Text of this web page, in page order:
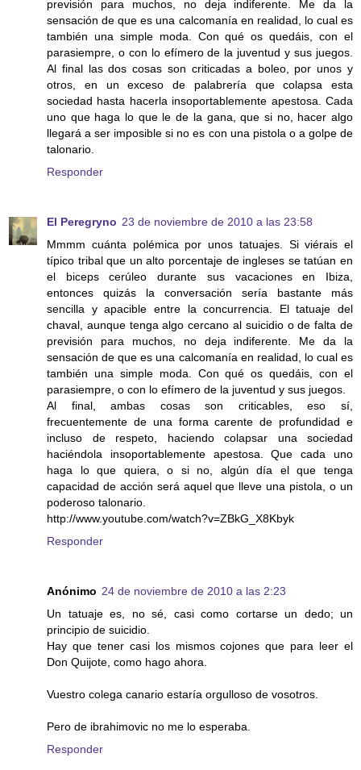
previsión para muchos, no deja indiferente. Me da la
sensación de que es una calcomanía en realidad, lo cual es
también una simple moda. Con qué os quedáis, con el
parasiempre, o con lo efímero de la juventud y sus juegos.
Al final las dos cosas son criticadas a boleo, por unos y
otros, en un exceso de palabrería que colapsa esta
sociedad hasta hacerla insoportablemente apestosa. Cada
uno que haga lo que le de la gana, que si no, hacer algo
llegará a ser imposible si no es con una pistola o a golpe de
talonario.
Responder
El Peregryno 23 de noviembre de 2010 a las 23:58
Mmmm cuánta polémica por unos tatuajes. Si viérais el
típico tribal que un alto porcentaje de ingleses se tatúan en
el biceps cerúleo durante sus vacaciones en Ibiza,
entonces quizás la conversación sería bastante más
sencilla y apacible entre la concurrencia. El tatuaje del
chaval, aunque tenga algo cercano al suicidio o de falta de
previsión para muchos, no deja indiferente. Me da la
sensación de que es una calcomanía en realidad, lo cual es
también una simple moda. Con qué os quedáis, con el
parasiempre, o con lo efímero de la juventud y sus juegos.
Al final, ambas cosas son criticables, eso sí,
frecuentemente de una forma carente de profundidad e
incluso de respeto, haciendo colapsar una sociedad
haciéndola insoportablemente apestosa. Que cada uno
haga lo que quiera, o si no, algún día el que tenga
capacidad de acción será aquel que lleve una pistola, o un
poderoso talonario.
http://www.youtube.com/watch?v=ZBkG_X8Kbyk
Responder
Anónimo 24 de noviembre de 2010 a las 2:23
Un tatuaje es, no sé, casi como cortarse un dedo; un
principio de suicidio.
Hay que tener casi los mismos cojones que para leer el
Don Quijote, como hago ahora.
Vuestro colega canario estaría orgulloso de vosotros.
Pero de ibrahimovic no me lo esperaba.
Responder